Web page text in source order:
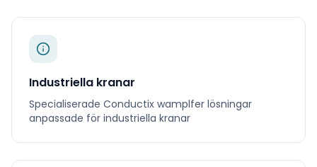
Industriella kranar
Specialiserade Conductix wamplfer lösningar
anpassade för industriella kranar